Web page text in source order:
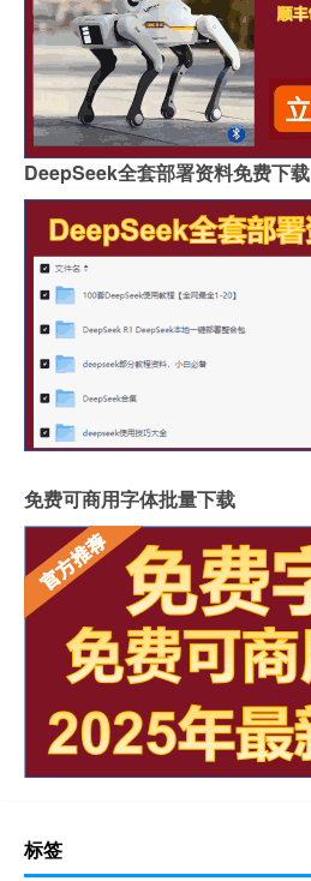
DeepSeek全套部署资料免费下载
免费可商用字体批量下载
标签